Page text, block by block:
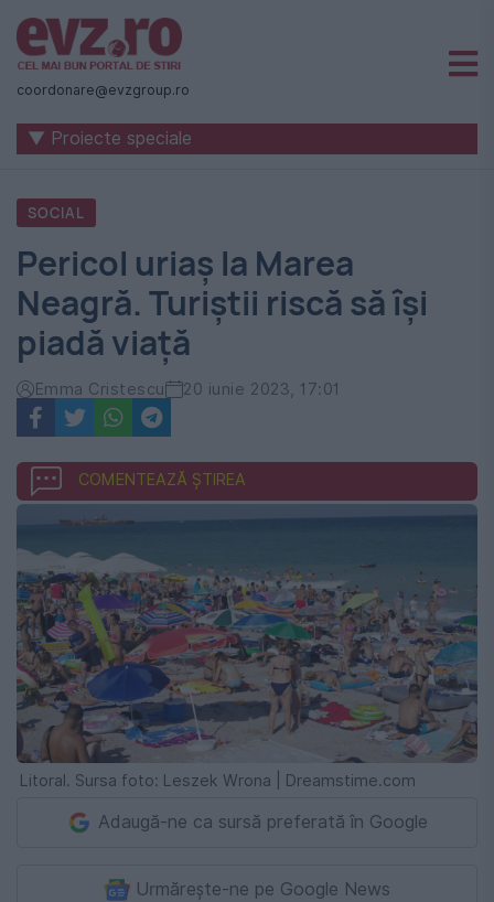
Știri
naționale
internaționale
România
-
Evenimentul
Zilei
coordonare@evzgroup.ro
▼ Proiecte speciale
SOCIAL
Pericol uriaș la Marea
Neagră. Turiștii riscă să își
piadă viață
Emma Cristescu 20 iunie 2023, 17:01
COMENTEAZĂ ȘTIREA
Litoral. Sursa foto: Leszek Wrona | Dreamstime.com
Adaugă-ne ca sursă preferată în Google
Urmărește-ne pe Google News